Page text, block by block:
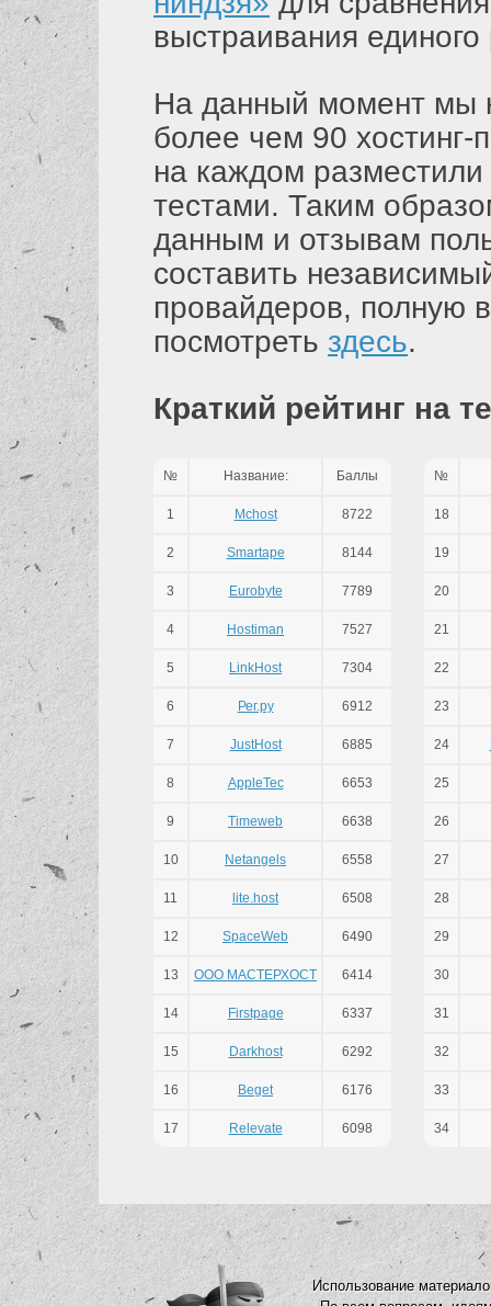
выстраивания единого
На данный момент мы
более чем 90
на каждом
тестами. Таким
данным и отзывам
составить
провайдеров, полную
посмотреть здесь.
Краткий рейтинг на
№ Название: Баллы
1 Mchost 8722
2 Smartape 8144
3 Eurobyte 7789
4 Hostiman 7527
5 LinkHost 7304
6 Рег.ру 6912
7 JustHost 6885
8 AppleTec 6653
9 Timeweb 6638
10 Netangels 6558
11 lite.host 6508
12 SpaceWeb 6490
13 ООО МАСТЕРХОСТ 6414
14 Firstpage 6337
15 Darkhost 6292
16 Beget 6176
17 Relevate 6098
№
18
19
20
21
22
23
24
25
26
27
28
29
30
31
32
33
34
Использование